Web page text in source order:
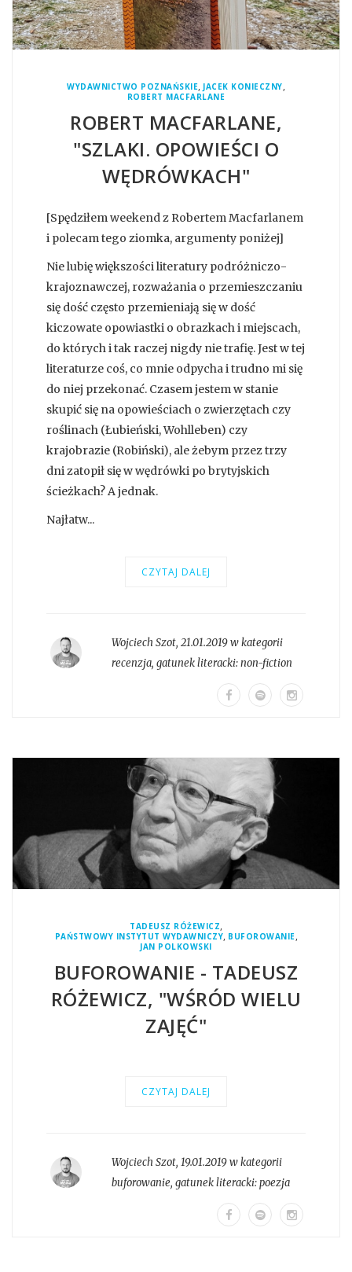
WYDAWNICTWO POZNAŃSKIE, JACEK KONIECZNY,
ROBERT MACFARLANE
ROBERT MACFARLANE,
"SZLAKI. OPOWIEŚCI O
WĘDRÓWKACH"
[Spędziłem weekend z Robertem Macfarlanem
i polecam tego ziomka, argumenty poniżej]
Nie lubię większości literatury podróżniczo-
krajoznawczej, rozważania o przemieszczaniu
się dość często przemieniają się w dość
kiczowate opowiastki o obrazkach i miejscach,
do których i tak raczej nigdy nie trafię. Jest w tej
literaturze coś, co mnie odpycha i trudno mi się
do niej przekonać. Czasem jestem w stanie
skupić się na opowieściach o zwierzętach czy
roślinach (Łubieński, Wohlleben) czy
krajobrazie (Robiński), ale żebym przez trzy
dni zatopił się w wędrówki po brytyjskich
ścieżkach? A jednak.
Najłatw...
CZYTAJ DALEJ
Wojciech Szot, 21.01.2019 w kategorii
recenzja, gatunek literacki:non-fiction
TADEUSZ RÓŻEWICZ,
PAŃSTWOWY INSTYTUT WYDAWNICZY, BUFOROWANIE,
JAN POLKOWSKI
BUFOROWANIE - TADEUSZ
RÓŻEWICZ, "WŚRÓD WIELU
ZAJĘĆ"
CZYTAJ DALEJ
Wojciech Szot, 19.01.2019 w kategorii
buforowanie, gatunek literacki:poezja